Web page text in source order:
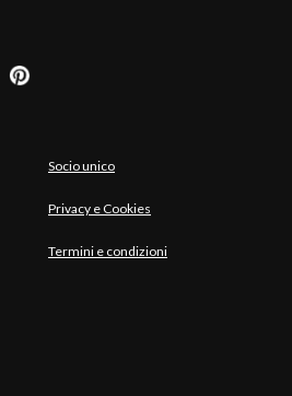
Socio unico
Privacy e Cookies
Termini e condizioni